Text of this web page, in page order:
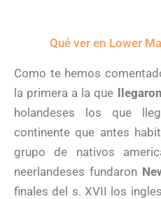
Qué ver en Lower
Como te hemos
la primera a la que
holandeses los que
continente que antes
grupo de nativos
neerlandeses fundaron
finales del s. XVII los